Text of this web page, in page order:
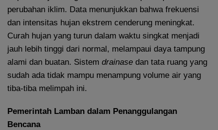
perubahan iklim. Data menunjukkan bahwa frekuensi
dan intensitas hujan ekstrem cenderung meningkat.
Curah hujan yang turun dalam waktu singkat menjadi
jauh lebih tinggi dari normal, melampaui daya tampung
alami dan buatan. Sistem drainase dan tata ruang yang
sudah ada tidak mampu menampung volume air yang
tiba-tiba melimpah ini.
Pemerintah Lamban dalam Penanggulangan
Bencana